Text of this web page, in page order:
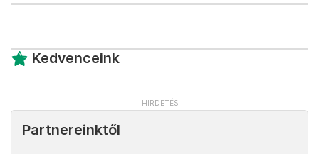
Kedvenceink
Partnereinktől